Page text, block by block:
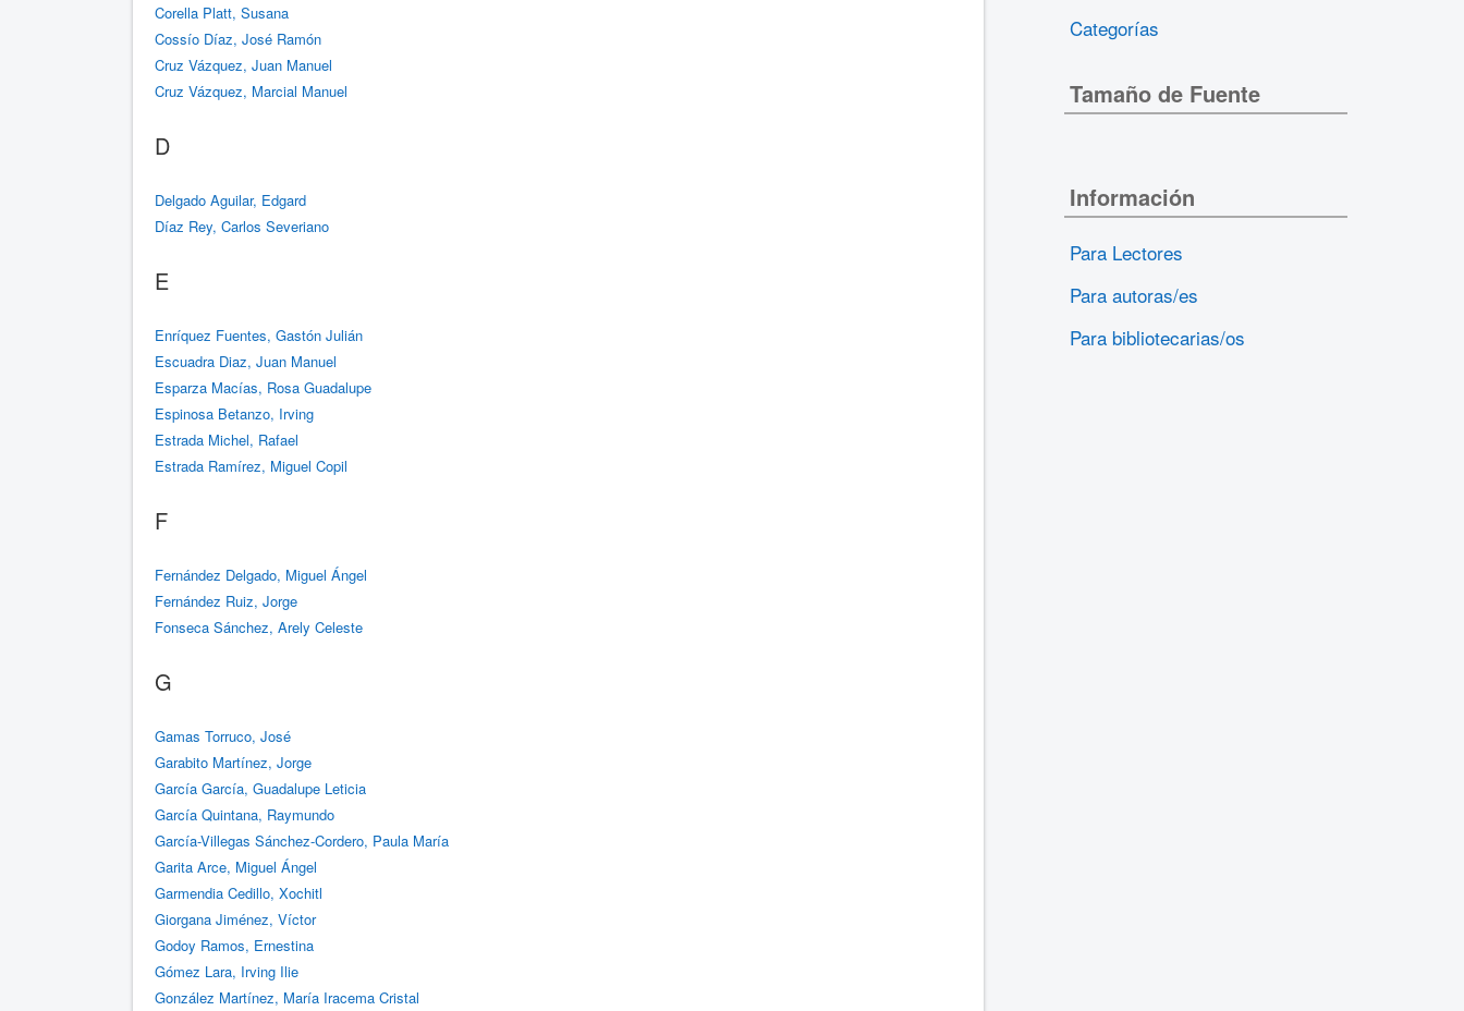
Corella Platt, Susana
Cossío Díaz, José Ramón
Cruz Vázquez, Juan Manuel
Cruz Vázquez, Marcial Manuel
D
Delgado Aguilar, Edgard
Díaz Rey, Carlos Severiano
E
Enríquez Fuentes, Gastón Julián
Escuadra Diaz, Juan Manuel
Esparza Macías, Rosa Guadalupe
Espinosa Betanzo, Irving
Estrada Michel, Rafael
Estrada Ramírez, Miguel Copil
F
Fernández Delgado, Miguel Ángel
Fernández Ruiz, Jorge
Fonseca Sánchez, Arely Celeste
G
Gamas Torruco, José
Garabito Martínez, Jorge
García García, Guadalupe Leticia
García Quintana, Raymundo
García-Villegas Sánchez-Cordero, Paula María
Garita Arce, Miguel Ángel
Garmendia Cedillo, Xochitl
Giorgana Jiménez, Víctor
Godoy Ramos, Ernestina
Gómez Lara, Irving Ilie
González Martínez, María Iracema Cristal
Categorías
Tamaño de Fuente
Información
Para Lectores
Para autoras/es
Para bibliotecarias/os